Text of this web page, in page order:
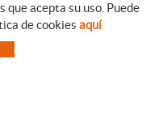
DE COMPRA
DE COMPRA
que acepta su uso. Puede
de cookies aquí